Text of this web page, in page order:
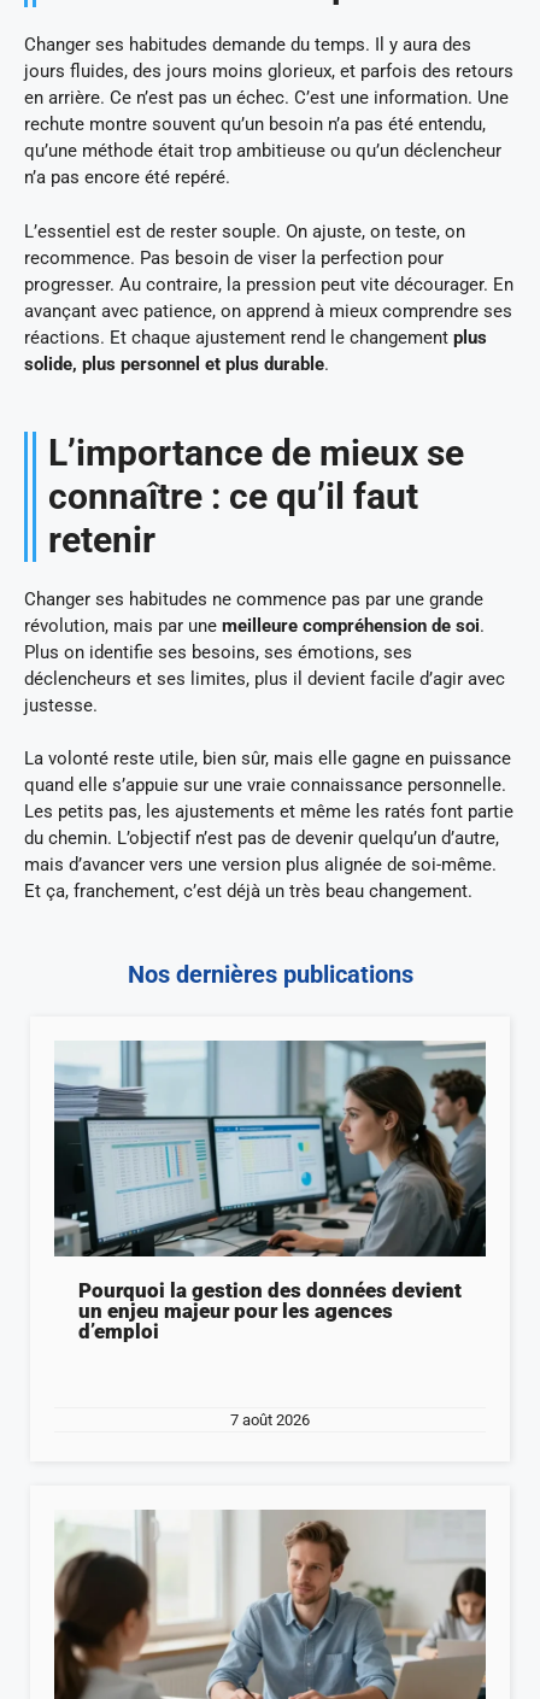
Changer ses habitudes demande du temps. Il y aura des
jours fluides, des jours moins glorieux, et parfois des retours
en arrière. Ce n’est pas un échec. C’est une information. Une
rechute montre souvent qu’un besoin n’a pas été entendu,
qu’une méthode était trop ambitieuse ou qu’un déclencheur
n’a pas encore été repéré.
L’essentiel est de rester souple. On ajuste, on teste, on
recommence. Pas besoin de viser la perfection pour
progresser. Au contraire, la pression peut vite décourager. En
avançant avec patience, on apprend à mieux comprendre ses
réactions. Et chaque ajustement rend le changement plus
solide, plus personnel et plus durable.
L’importance de mieux se
connaître : ce qu’il faut
retenir
Changer ses habitudes ne commence pas par une grande
révolution, mais par une meilleure compréhension de soi.
Plus on identifie ses besoins, ses émotions, ses
déclencheurs et ses limites, plus il devient facile d’agir avec
justesse.
La volonté reste utile, bien sûr, mais elle gagne en puissance
quand elle s’appuie sur une vraie connaissance personnelle.
Les petits pas, les ajustements et même les ratés font partie
du chemin. L’objectif n’est pas de devenir quelqu’un d’autre,
mais d’avancer vers une version plus alignée de soi-même.
Et ça, franchement, c’est déjà un très beau changement.
Nos dernières publications
Pourquoi la gestion des données devient
un enjeu majeur pour les agences
d’emploi
7 août 2026